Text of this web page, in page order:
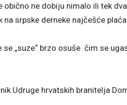
ne dobiju nimalo ili tek
na srpske derneke najčešće
„suze“ brzo osuše čim se
Udruge hrvatskih branitelja